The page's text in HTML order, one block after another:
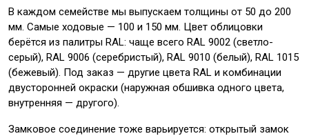
В каждом семействе мы выпускаем толщины от 50 до 200
мм. Самые ходовые — 100 и 150 мм. Цвет облицовки
берётся из палитры RAL: чаще всего RAL 9002 (светло-
серый), RAL 9006 (серебристый), RAL 9010 (белый), RAL 1015
(бежевый). Под заказ — другие цвета RAL и комбинации
двусторонней окраски (наружная обшивка одного цвета,
внутренняя — другого).
Замковое соединение тоже варьируется: открытый замок